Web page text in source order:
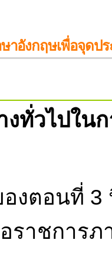
าอังกฤษเพื่อจุดป
งทั่วไปใน
งตอนที่ 3
ราชการ